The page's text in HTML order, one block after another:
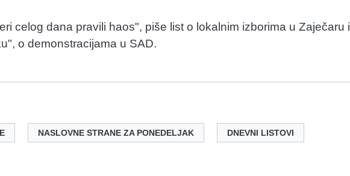
celog dana pravili haos", piše list o lokalnim izborima u Zaječaru i
o demonstracijama u SAD.
NASLOVNE STRANE ZA PONEDELJAK DNEVNI LISTOVI